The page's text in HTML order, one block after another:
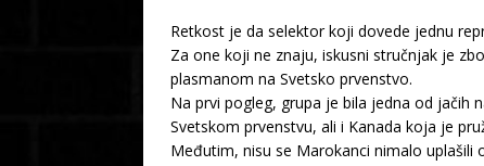
Retkost je da selektor koji dovede jednu
Za one koji ne znaju, iskusni stručnjak je
plasmanom na Svetsko prvenstvo.
Na prvi pogleg, grupa je bila jedna od jačih
Svetskom prvenstvu, ali i Kanada koja je
Međutim, nisu se Marokanci nimalo uplašili